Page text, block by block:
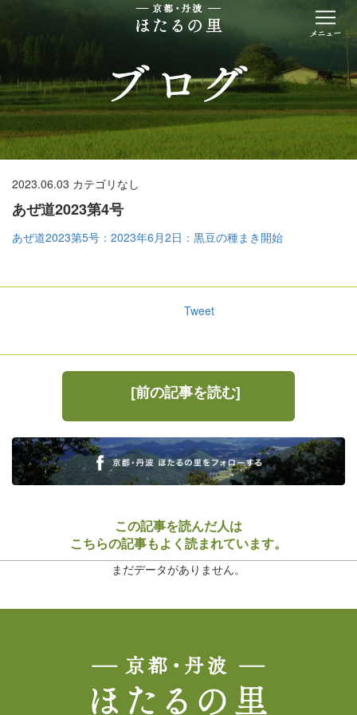
2023.06.03 カテゴリなし
あぜ道2023第4号
あぜ道2023第5号：2023年6月2日：黒豆の種まき開始
Tweet
[前の記事を読む]
この記事を読んだ人は
こちらの記事もよく読まれています。
まだデータがありません。